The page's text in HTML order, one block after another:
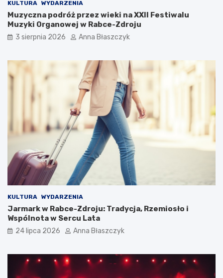
KULTURA WYDARZENIA
Muzyczna podróż przez wieki na XXII Festiwalu
Muzyki Organowej w Rabce-Zdroju
3 sierpnia 2026 Anna Błaszczyk
KULTURA WYDARZENIA
Jarmark w Rabce-Zdroju: Tradycja, Rzemiosło i
Wspólnota w Sercu Lata
24 lipca 2026 Anna Błaszczyk